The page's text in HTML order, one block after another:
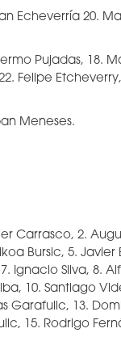
Echeverría 20.
Pujadas, 18.
Felipe
Meneses.
Carrasco, 2.
Bursic, 5. Javier
Ignacio Silva, 8.
10. Santiago
Garafulic, 13.
15. Rodrigo